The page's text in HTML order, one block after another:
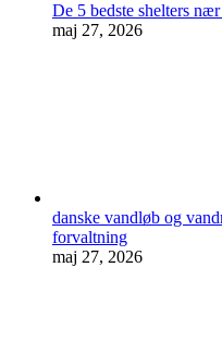
De 5 bedste shelters
maj 27, 2026
danske vandløb og
forvaltning
maj 27, 2026